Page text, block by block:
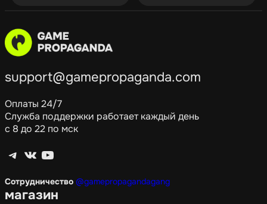
support@gamepropaganda.com
Оплаты 24/7
Служба поддержки работает каждый день
с 8 до 22 по мск
Telegram ВКонтакте YouTube
Сотрудничество @gamepropagandagang
магазин